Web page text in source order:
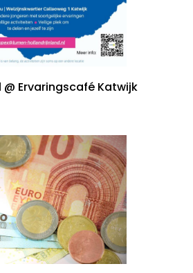
@ Ervaringscafé Katwijk